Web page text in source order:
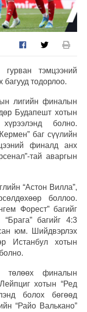
тэмцээний
багууд тодорлоо.
лигийн финалын
Будапешт хотын
болно.
баг сүүлийн
финалд анх
тай аваргын
“Астон Вилла”,
боллоо.
Форест” багийг
багийг 4:3
юм. Шийдвэрлэх
Истанбул хотын
төлөөх финалын
хотын “Ред
болох бөгөөд
“Райо Валькано”